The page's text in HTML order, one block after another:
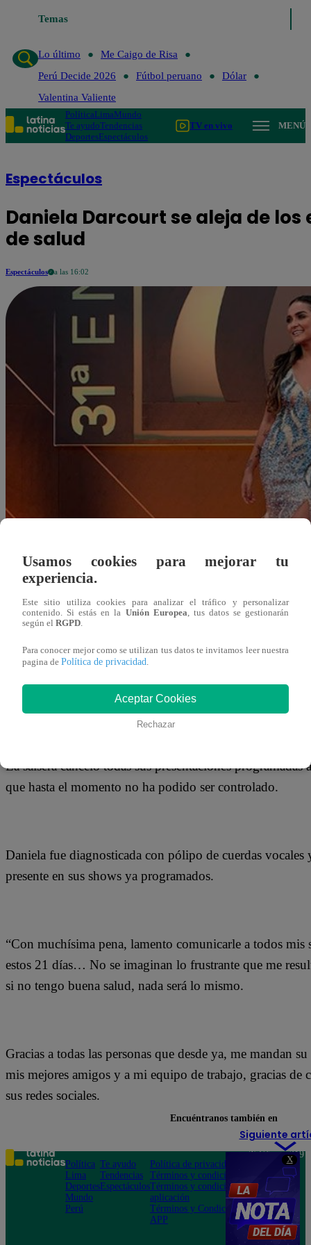
X
TemasLo último
Lo último
Me Caigo de Risa
Perú Decide 2026
Fútbol peruano
Dólar
Valentina Valiente
PolíticaLimaMundo
Te ayudoTendencias
DeportesEspectáculos
TV en vivo MENÚ
Espectáculos
Daniela Darcourt se aleja de
de salud
Espectáculos a las 16:02
Redacción Latina
25 de junio 2019
aleja momentáneamente de los escenarios por problemas
La salsera canceló todas sus presentaciones
que hasta el momento no ha podido ser controlado.
Daniela fue diagnosticada con pólipo de cuerdas
presente en sus shows ya programados.
“Con muchísima pena, lamento comunicarle a todos mis
estos 21 días… No se imaginan lo frustrante que me
si no tengo buena salud, nada será lo mismo.
Gracias a todas las personas que desde ya, me mandan
mis mejores amigos y a mi equipo de trabajo, gracias
sus redes sociales.
Siguiente
Usamos cookies para mejorar tu
experiencia.
Este sitio utiliza cookies para analizar el tráfico y personalizar
contenido. Si estás en la Unión Europea , tus datos se gestionarán
según el RGPD
Para conocer mejor como se utilizan tus datos te invitamos leer nuestra
pagina de Política de privacidad
Aceptar Cookies
Rechazar
Encuéntranos también en
Política
Lima
Deportes
Mundo
Perú
Te ayudo
Tendencias
Espectáculos
Política de privacidad
Términos y condiciones
Términos y condiciones
aplicación
Términos y Condiciones
APP
Teléfono: 219
Av. San
Felipe 968
Jesús María